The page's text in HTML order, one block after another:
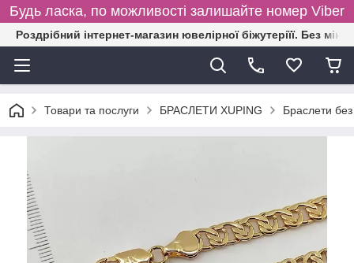
Будь ласка, по можливості залишайте номер Viber
Роздрібний інтернет-магазин ювелірної біжутеріїї. Без
Товари та послуги БРАСЛЕТИ XUPING Браслети